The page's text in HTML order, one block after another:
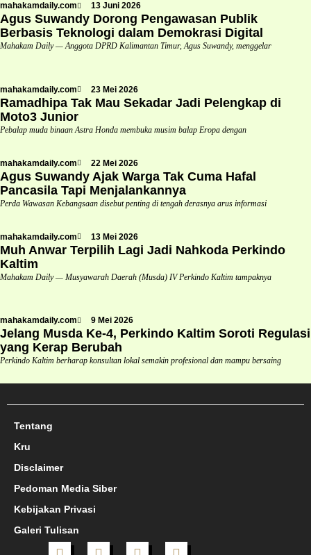
mahakamdaily.com 13 Juni 2026
Agus Suwandy Dorong Pengawasan Publik
Berbasis Teknologi dalam Demokrasi Digital
Mahakam Daily — Anggota DPRD Kalimantan Timur, Agus Suwandy, menggelar
mahakamdaily.com 23 Mei 2026
Ramadhipa Tak Mau Sekadar Jadi Pelengkap di
Moto3 Junior
Pebalap muda binaan Astra Honda membuka musim balap Eropa dengan
mahakamdaily.com 22 Mei 2026
Agus Suwandy Ajak Warga Tak Cuma Hafal
Pancasila Tapi Menjalankannya
Perda Wawasan Kebangsaan disebut penting di tengah derasnya arus informasi
mahakamdaily.com 13 Mei 2026
Muh Anwar Terpilih Lagi Jadi Nahkoda Perkindo
Kaltim
Mahakam Daily — Musyawarah Daerah (Musda) IV Perkindo Kaltim tampaknya
mahakamdaily.com 9 Mei 2026
Jelang Musda Ke-4, Perkindo Kaltim Soroti Regulasi
yang Kerap Berubah
Perkindo Kaltim berharap konsultan lokal semakin profesional dan mampu bersaing
Tentang
Kru
Disclaimer
Pedoman Media Siber
Kebijakan Privasi
Galeri Tulisan